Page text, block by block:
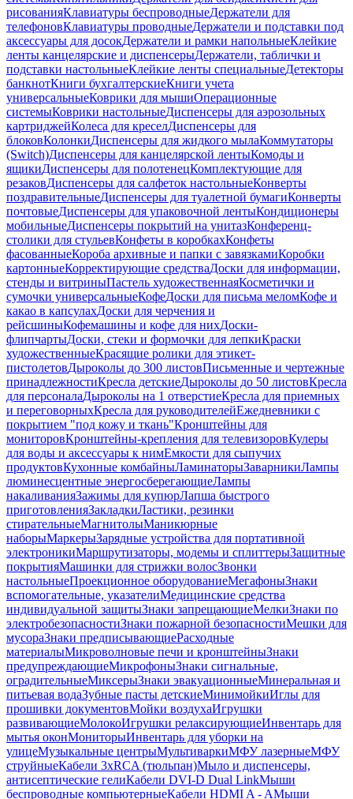
рисованияКлавиатуры беспроводныеДержатели для
телефоновКлавиатуры проводныеДержатели и подставки под
аксессуары для досокДержатели и рамки напольныеКлейкие
ленты канцелярские и диспенсерыДержатели, таблички и
подставки настольныеКлейкие ленты специальныеДетекторы
банкнотКниги бухгалтерскиеКниги учета
универсальныеКоврики для мышиОперационные
системыКоврики настольныеДиспенсеры для аэрозольных
картриджейКолеса для креселДиспенсеры для
блоковКолонкиДиспенсеры для жидкого мылаКоммутаторы
(Switch)Диспенсеры для канцелярской лентыКомоды и
ящикиДиспенсеры для полотенецКомплектующие для
резаковДиспенсеры для салфеток настольныеКонверты
поздравительныеДиспенсеры для туалетной бумагиКонверты
почтовыеДиспенсеры для упаковочной лентыКондиционеры
мобильныеДиспенсеры покрытий на унитазКонференц-
столики для стульевКонфеты в коробкахКонфеты
фасованныеКороба архивные и папки с завязкамиКоробки
картонныеКорректирующие средстваДоски для информации,
стенды и витриныПастель художественнаяКосметички и
сумочки универсальныеКофеДоски для письма меломКофе и
какао в капсулахДоски для черчения и
рейсшиныКофемашины и кофе для нихДоски-
флипчартыДоски, стеки и формочки для лепкиКраски
художественныеКрасящие ролики для этикет-
пистолетовДыроколы до 300 листовПисьменные и чертежные
принадлежностиКресла детскиеДыроколы до 50 листовКресла
для персоналаДыроколы на 1 отверстиеКресла для приемных
и переговорныхКресла для руководителейЕжедневники с
покрытием "под кожу и ткань"Кронштейны для
мониторовКронштейны-крепления для телевизоровКулеры
для воды и аксессуары к нимЕмкости для сыпучих
продуктовКухонные комбайныЛаминаторыЗаварникиЛампы
люминесцентные энергосберегающиеЛампы
накаливанияЗажимы для купюрЛапша быстрого
приготовленияЗакладкиЛастики, резинки
стирательныеМагнитолыМаникюрные
наборыМаркерыЗарядные устройства для портативной
электроникиМаршрутизаторы, модемы и сплиттерыЗащитные
покрытияМашинки для стрижки волосЗвонки
настольныеПроекционное оборудованиеМегафоныЗнаки
вспомогательные, указателиМедицинские средства
индивидуальной защитыЗнаки запрещающиеМелкиЗнаки по
электробезопасностиЗнаки пожарной безопасностиМешки для
мусораЗнаки предписывающиеРасходные
материалыМикроволновые печи и кронштейныЗнаки
предупреждающиеМикрофоныЗнаки сигнальные,
оградительныеМиксерыЗнаки эвакуационныеМинеральная и
питьевая водаЗубные пасты детскиеМинимойкиИглы для
прошивки документовМойки воздухаИгрушки
развивающиеМолокоИгрушки релаксирующиеИнвентарь для
мытья оконМониторыИнвентарь для уборки на
улицеМузыкальные центрыМультиваркиМФУ лазерныеМФУ
струйныеКабели 3xRCA (тюльпан)Мыло и диспенсеры,
антисептические гелиКабели DVI-D Dual LinkМыши
беспроводные компьютерныеКабели HDMI A - AМыши